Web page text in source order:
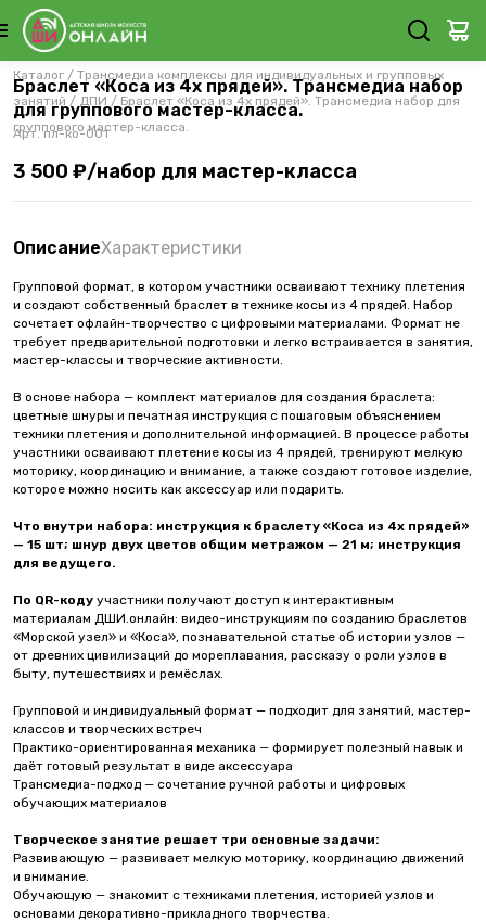
Каталог / Трансмедиа комплексы для индивидуальных и групповых
занятий / ДПИ / Браслет «Коса из 4х прядей». Трансмедиа набор для
группового мастер-класса.
Браслет «Коса из 4х прядей». Трансмедиа набор
для группового мастер-класса.
Арт.пл-ко-001
3 500 ₽/набор для мастер-класса
ОписаниеХарактеристики
Групповой формат, в котором участники осваивают технику плетения
и создают собственный браслет в технике косы из 4 прядей. Набор
сочетает офлайн-творчество с цифровыми материалами. Формат не
требует предварительной подготовки и легко встраивается в занятия,
мастер-классы и творческие активности.
В основе набора — комплект материалов для создания браслета:
цветные шнуры и печатная инструкция с пошаговым объяснением
техники плетения и дополнительной информацией. В процессе работы
участники осваивают плетение косы из 4 прядей, тренируют мелкую
моторику, координацию и внимание, а также создают готовое изделие,
которое можно носить как аксессуар или подарить.
Что внутри набора: инструкция к браслету «Коса из 4х прядей»
— 15 шт; шнур двух цветов общим метражом — 21 м; инструкция
для ведущего.
По QR-коду участники получают доступ к интерактивным
материалам ДШИ.онлайн: видео-инструкциям по созданию браслетов
«Морской узел» и «Коса», познавательной статье об истории узлов —
от древних цивилизаций до мореплавания, рассказу о роли узлов в
быту, путешествиях и ремёслах.
Групповой и индивидуальный формат — подходит для занятий, мастер-
классов и творческих встреч
Практико-ориентированная механика — формирует полезный навык и
даёт готовый результат в виде аксессуара
Трансмедиа-подход — сочетание ручной работы и цифровых
обучающих материалов
Творческое занятие решает три основные задачи:
Развивающую — развивает мелкую моторику, координацию движений
и внимание.
Обучающую — знакомит с техниками плетения, историей узлов и
основами декоративно-прикладного творчества.